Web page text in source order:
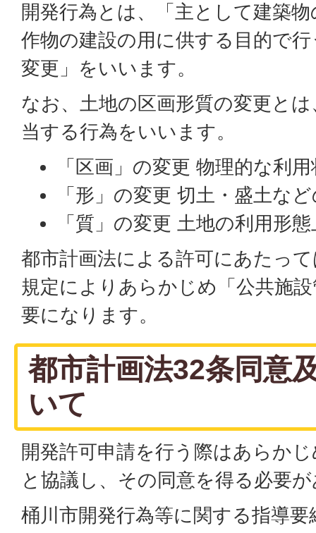
開発行為とは、「主として建築
作物の建設の用に供する目的で
変更」をいいます。
なお、土地の区画形質の変更と
当する行為をいいます。
「区画」の変更 物理的な利
「形」の変更 切土・盛土な
「質」の変更 土地の利用形
都市計画法による許可にあたっ
規定によりあらかじめ「公共施
要になります。
都市計画法32条同意
いて
開発許可申請を行う際はあらか
と協議し、その同意を得る必要
桶川市開発行為等に関する指導